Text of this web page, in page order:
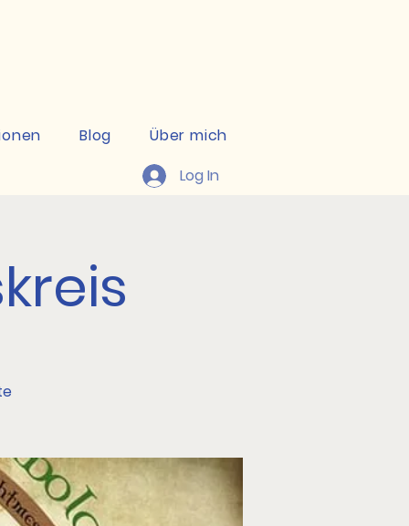
Blog
Über mich
Log In